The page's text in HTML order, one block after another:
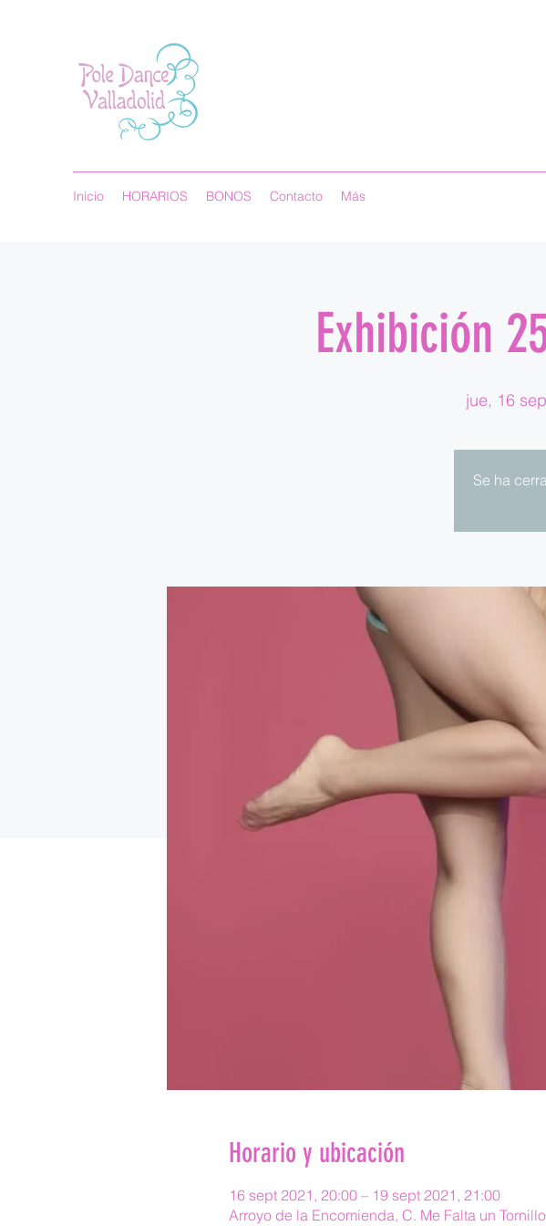
Inicio HORARIOS BONOS Contacto Más
Exhibición
jue, 16
Se ha
Horario y ubicación
16 sept 2021, 20:00 – 19 sept 2021, 21:00
Arroyo de la Encomienda, C. Me Falta un